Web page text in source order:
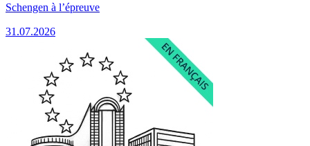
Schengen à l’épreuve
31.07.2026